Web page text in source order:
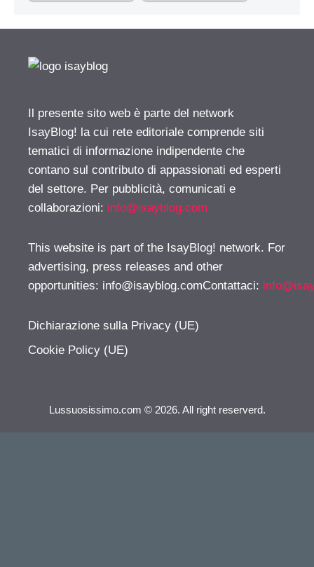
Il presente sito web è parte del network
IsayBlog! la cui rete editoriale comprende siti
tematici di informazione indipendente che
contano sul contributo di appassionati ed esperti
del settore. Per pubblicità, comunicati e
collaborazioni: info@isayblog.com
This website is part of the IsayBlog! network. For
advertising, press releases and other
opportunities: info@isayblog.comContattaci:
Dichiarazione sulla Privacy (UE)
Cookie Policy (UE)
Lussuosissimo.com © 2026. All right reserverd.